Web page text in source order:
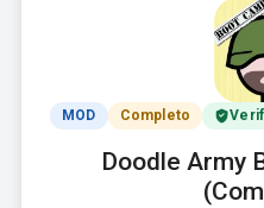
MOD Completo
Doodle Army